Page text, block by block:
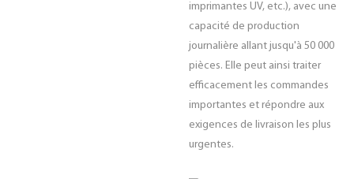
imprimantes UV, etc.), avec une
capacité de production
journalière allant jusqu'à 50 000
pièces. Elle peut ainsi traiter
efficacement les commandes
importantes et répondre aux
exigences de livraison les plus
urgentes.